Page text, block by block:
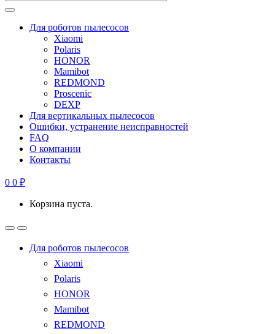
Для роботов пылесосов
Xiaomi
Polaris
HONOR
Mamibot
REDMOND
Proscenic
DEXP
Для вертикальных пылесосов
Ошибки, устранение неисправностей
FAQ
О компании
Контакты
0 0 ₽
Корзина пуста.
Для роботов пылесосов
Xiaomi
Polaris
HONOR
Mamibot
REDMOND